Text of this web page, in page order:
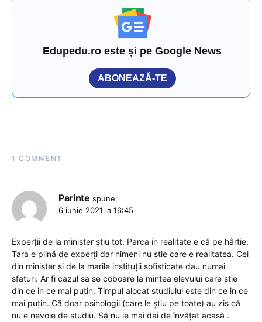
Edupedu.ro este și pe Google News
ABONEAZĂ-TE
1 COMMENT
Parinte spune:
6 iunie 2021 la 16:45
Experții de la minister știu tot. Parca in realitate e că pe hârtie.
Tara e plină de experți dar nimeni nu știe care e realitatea. Cei
din minister și de la marile instituții sofisticate dau numai
sfaturi. Ar fi cazul sa se coboare la mintea elevului care știe
din ce in ce mai puțin. Timpul alocat studiului este din ce in ce
mai puțin. Că doar psihologii (care le știu pe toate) au zis că
nu e nevoie de studiu. Să nu le mai dai de învățat acasă .